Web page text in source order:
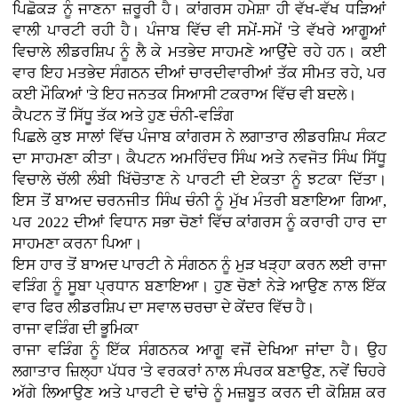
ਪਿਛੋਕੜ ਨੂੰ ਜਾਣਨਾ ਜ਼ਰੂਰੀ ਹੈ। ਕਾਂਗਰਸ ਹਮੇਸ਼ਾ ਹੀ ਵੱਖ-ਵੱਖ ਧੜਿਆਂ
ਵਾਲੀ ਪਾਰਟੀ ਰਹੀ ਹੈ। ਪੰਜਾਬ ਵਿੱਚ ਵੀ ਸਮੇਂ-ਸਮੇਂ 'ਤੇ ਵੱਖਰੇ ਆਗੂਆਂ
ਵਿਚਾਲੇ ਲੀਡਰਸ਼ਿਪ ਨੂੰ ਲੈ ਕੇ ਮਤਭੇਦ ਸਾਹਮਣੇ ਆਉਂਦੇ ਰਹੇ ਹਨ। ਕਈ
ਵਾਰ ਇਹ ਮਤਭੇਦ ਸੰਗਠਨ ਦੀਆਂ ਚਾਰਦੀਵਾਰੀਆਂ ਤੱਕ ਸੀਮਤ ਰਹੇ, ਪਰ
ਕਈ ਮੌਕਿਆਂ 'ਤੇ ਇਹ ਜਨਤਕ ਸਿਆਸੀ ਟਕਰਾਅ ਵਿੱਚ ਵੀ ਬਦਲੇ।
ਕੈਪਟਨ ਤੋਂ ਸਿੱਧੂ ਤੱਕ ਅਤੇ ਹੁਣ ਚੰਨੀ-ਵੜਿੰਗ
ਪਿਛਲੇ ਕੁਝ ਸਾਲਾਂ ਵਿੱਚ ਪੰਜਾਬ ਕਾਂਗਰਸ ਨੇ ਲਗਾਤਾਰ ਲੀਡਰਸ਼ਿਪ ਸੰਕਟ
ਦਾ ਸਾਹਮਣਾ ਕੀਤਾ। ਕੈਪਟਨ ਅਮਰਿੰਦਰ ਸਿੰਘ ਅਤੇ ਨਵਜੋਤ ਸਿੰਘ ਸਿੱਧੂ
ਵਿਚਾਲੇ ਚੱਲੀ ਲੰਬੀ ਖਿੱਚੋਤਾਣ ਨੇ ਪਾਰਟੀ ਦੀ ਏਕਤਾ ਨੂੰ ਝਟਕਾ ਦਿੱਤਾ।
ਇਸ ਤੋਂ ਬਾਅਦ ਚਰਨਜੀਤ ਸਿੰਘ ਚੰਨੀ ਨੂੰ ਮੁੱਖ ਮੰਤਰੀ ਬਣਾਇਆ ਗਿਆ,
ਪਰ 2022 ਦੀਆਂ ਵਿਧਾਨ ਸਭਾ ਚੋਣਾਂ ਵਿੱਚ ਕਾਂਗਰਸ ਨੂੰ ਕਰਾਰੀ ਹਾਰ ਦਾ
ਸਾਹਮਣਾ ਕਰਨਾ ਪਿਆ।
ਇਸ ਹਾਰ ਤੋਂ ਬਾਅਦ ਪਾਰਟੀ ਨੇ ਸੰਗਠਨ ਨੂੰ ਮੁੜ ਖੜ੍ਹਾ ਕਰਨ ਲਈ ਰਾਜਾ
ਵੜਿੰਗ ਨੂੰ ਸੂਬਾ ਪ੍ਰਧਾਨ ਬਣਾਇਆ। ਹੁਣ ਚੋਣਾਂ ਨੇੜੇ ਆਉਣ ਨਾਲ ਇੱਕ
ਵਾਰ ਫਿਰ ਲੀਡਰਸ਼ਿਪ ਦਾ ਸਵਾਲ ਚਰਚਾ ਦੇ ਕੇਂਦਰ ਵਿੱਚ ਹੈ।
ਰਾਜਾ ਵੜਿੰਗ ਦੀ ਭੂਮਿਕਾ
ਰਾਜਾ ਵੜਿੰਗ ਨੂੰ ਇੱਕ ਸੰਗਠਨਕ ਆਗੂ ਵਜੋਂ ਦੇਖਿਆ ਜਾਂਦਾ ਹੈ। ਉਹ
ਲਗਾਤਾਰ ਜ਼ਿਲ੍ਹਾ ਪੱਧਰ 'ਤੇ ਵਰਕਰਾਂ ਨਾਲ ਸੰਪਰਕ ਬਣਾਉਣ, ਨਵੇਂ ਚਿਹਰੇ
ਅੱਗੇ ਲਿਆਉਣ ਅਤੇ ਪਾਰਟੀ ਦੇ ਢਾਂਚੇ ਨੂੰ ਮਜ਼ਬੂਤ ਕਰਨ ਦੀ ਕੋਸ਼ਿਸ਼ ਕਰ